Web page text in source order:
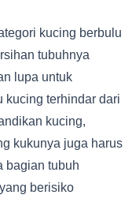
kucing berbulu
tubuhnya
lupa untuk
kucing terhindar dari
kucing,
kukunya juga harus
bagian tubuh
berisiko